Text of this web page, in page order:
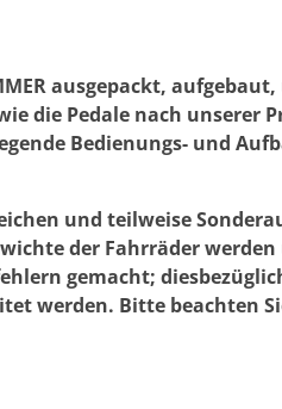
ausgepackt,
die Pedale nach unserer
Bedienungs- und
und teilweise
der Fahrräder
gemacht;
werden. Bitte beachten